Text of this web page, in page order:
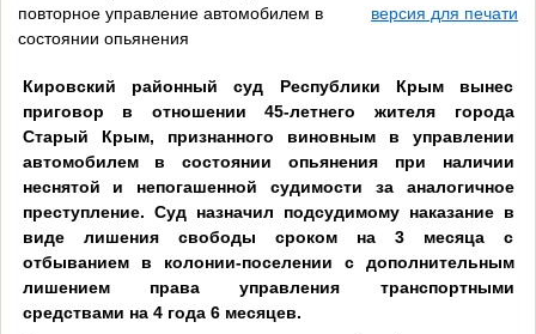
повторное управление автомобилем в
состоянии опьянения
версия для печати
Кировский районный суд Республики Крым вынес
приговор в отношении 45-летнего жителя города
Старый Крым, признанного виновным в управлении
автомобилем в состоянии опьянения при наличии
неснятой и непогашенной судимости за аналогичное
преступление. Суд назначил подсудимому наказание в
виде лишения свободы сроком на 3 месяца с
отбыванием в колонии-поселении с дополнительным
лишением права управления транспортными
средствами на 4 года 6 месяцев.